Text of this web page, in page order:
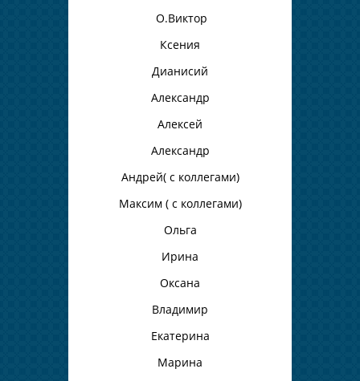
О.Виктор
Ксения
Дианисий
Александр
Алексей
Александр
Андрей( с коллегами)
Максим ( с коллегами)
Ольга
Ирина
Оксана
Владимир
Екатерина
Марина